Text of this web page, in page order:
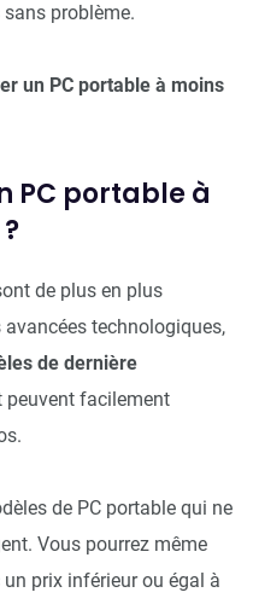
problème.
un PC portable à moins
PC portable à
de plus en plus
technologiques,
de dernière
peuvent facilement
de PC portable qui ne
Vous pourrez même
prix inférieur ou égal à